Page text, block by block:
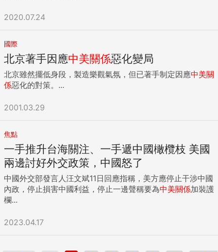
2020.07.24
國際
北京著手因應中美關係惡化變局
北京雖然擺低身段，製造樂觀氣氛，但已著手制定因應中美關
係惡化的對策。...
2001.03.29
焦點
一手推升台海關注、一手遞中國橄欖枝 美國
兩邊討好外交政策，中國怒了
中國外交部發言人汪文斌11日回應指稱，美方應停止干涉中國
內政，停止損害中國利益，停止一邊聲稱要為中美關係加裝護
欄...
2023.04.17